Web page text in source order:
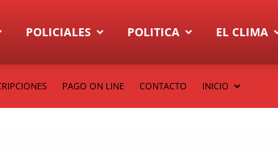
POLICIALES POLITICA EL CLIMA
PAGO ON LINE CONTACTO INICIO